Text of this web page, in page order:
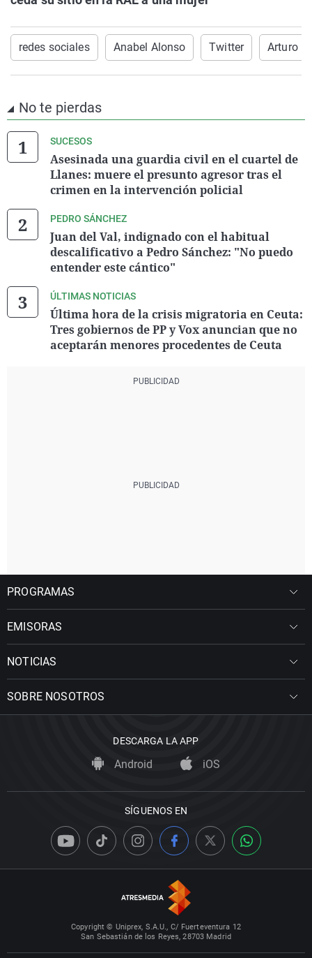
redes sociales Anabel Alonso Twitter Arturo
No te pierdas
SUCESOS
Asesinada una guardia civil en el cuartel de
Llanes: muere el presunto agresor tras el
crimen en la intervención policial
PEDRO SÁNCHEZ
Juan del Val, indignado con el habitual
descalificativo a Pedro Sánchez: "No puedo
entender este cántico"
ÚLTIMAS NOTICIAS
Última hora de la crisis migratoria en Ceuta:
Tres gobiernos de PP y Vox anuncian que no
aceptarán menores procedentes de Ceuta
PROGRAMAS
EMISORAS
NOTICIAS
SOBRE NOSOTROS
DESCARGA LA APP
Android iOS
SÍGUENOS EN
Copyright © Uniprex, S.A.U., C/ Fuerteventura 12
San Sebastián de los Reyes, 28703 Madrid